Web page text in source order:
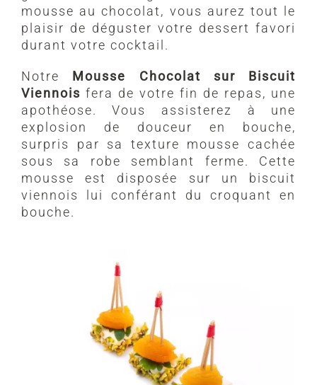
mousse au chocolat, vous aurez tout le
plaisir de déguster votre dessert favori
durant votre cocktail.
Notre
Mousse Chocolat sur Biscuit
Viennois fera de votre fin de repas, une
apothéose. Vous assisterez à une
explosion de douceur en bouche,
surpris par sa texture mousse cachée
sous sa robe semblant ferme. Cette
mousse est disposée sur un biscuit
viennois lui conférant du croquant en
bouche.